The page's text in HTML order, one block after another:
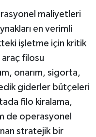
maliyetleri
en verimli
işletme için kritik
filosu
onarım, sigorta,
giderler bütçeleri
filo kiralama,
de operasyonel
stratejik bir